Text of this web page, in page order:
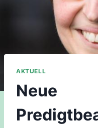
AKTUELL
Neue